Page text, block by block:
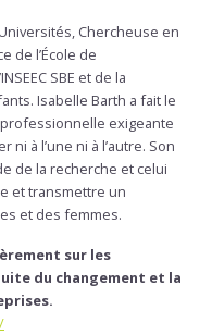
Chercheuse en
de l’École de
SBE et de la
Isabelle Barth a fait le
exigeante
ni à l’une ni à l’autre. Son
de la recherche et celui
et transmettre un
et des femmes.
sur les
du changement et la